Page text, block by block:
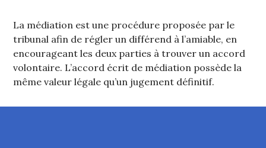
La médiation est une procédure proposée par le
tribunal afin de régler un différend à l’amiable, en
encourageant les deux parties à trouver un accord
volontaire. L’accord écrit de médiation possède la
même valeur légale qu’un jugement définitif.